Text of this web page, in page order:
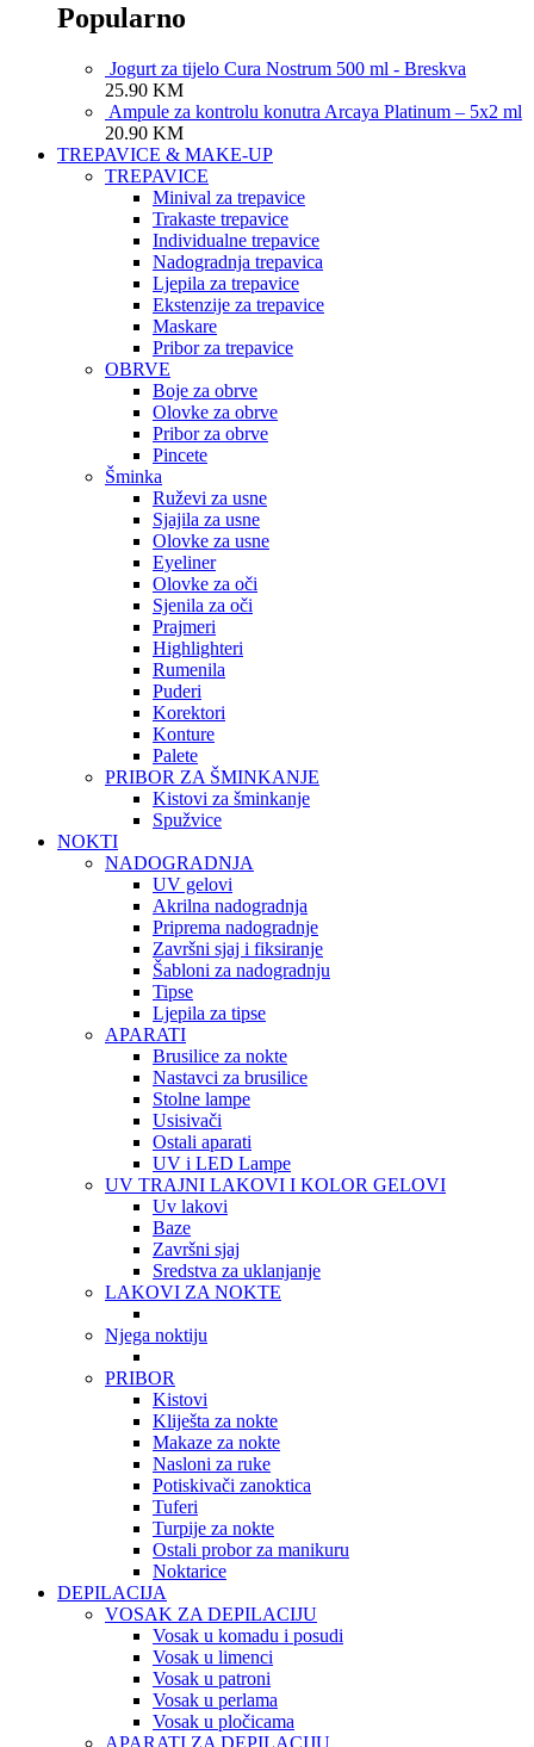
Popularno
Jogurt za tijelo Cura Nostrum 500 ml - Breskva
25.90 KM
Ampule za kontrolu konutra Arcaya Platinum – 5x2 ml
20.90 KM
TREPAVICE & MAKE-UP
TREPAVICE
Minival za trepavice
Trakaste trepavice
Individualne trepavice
Nadogradnja trepavica
Ljepila za trepavice
Ekstenzije za trepavice
Maskare
Pribor za trepavice
OBRVE
Boje za obrve
Olovke za obrve
Pribor za obrve
Pincete
Šminka
Ruževi za usne
Sjajila za usne
Olovke za usne
Eyeliner
Olovke za oči
Sjenila za oči
Prajmeri
Highlighteri
Rumenila
Puderi
Korektori
Konture
Palete
PRIBOR ZA ŠMINKANJE
Kistovi za šminkanje
Spužvice
NOKTI
NADOGRADNJA
UV gelovi
Akrilna nadogradnja
Priprema nadogradnje
Završni sjaj i fiksiranje
Šabloni za nadogradnju
Tipse
Ljepila za tipse
APARATI
Brusilice za nokte
Nastavci za brusilice
Stolne lampe
Usisivači
Ostali aparati
UV i LED Lampe
UV TRAJNI LAKOVI I KOLOR GELOVI
Uv lakovi
Baze
Završni sjaj
Sredstva za uklanjanje
LAKOVI ZA NOKTE
Njega noktiju
PRIBOR
Kistovi
Kliješta za nokte
Makaze za nokte
Nasloni za ruke
Potiskivači zanoktica
Tuferi
Turpije za nokte
Ostali probor za manikuru
Noktarice
DEPILACIJA
VOSAK ZA DEPILACIJU
Vosak u komadu i posudi
Vosak u limenci
Vosak u patroni
Vosak u perlama
Vosak u pločicama
APARATI ZA DEPILACIJU